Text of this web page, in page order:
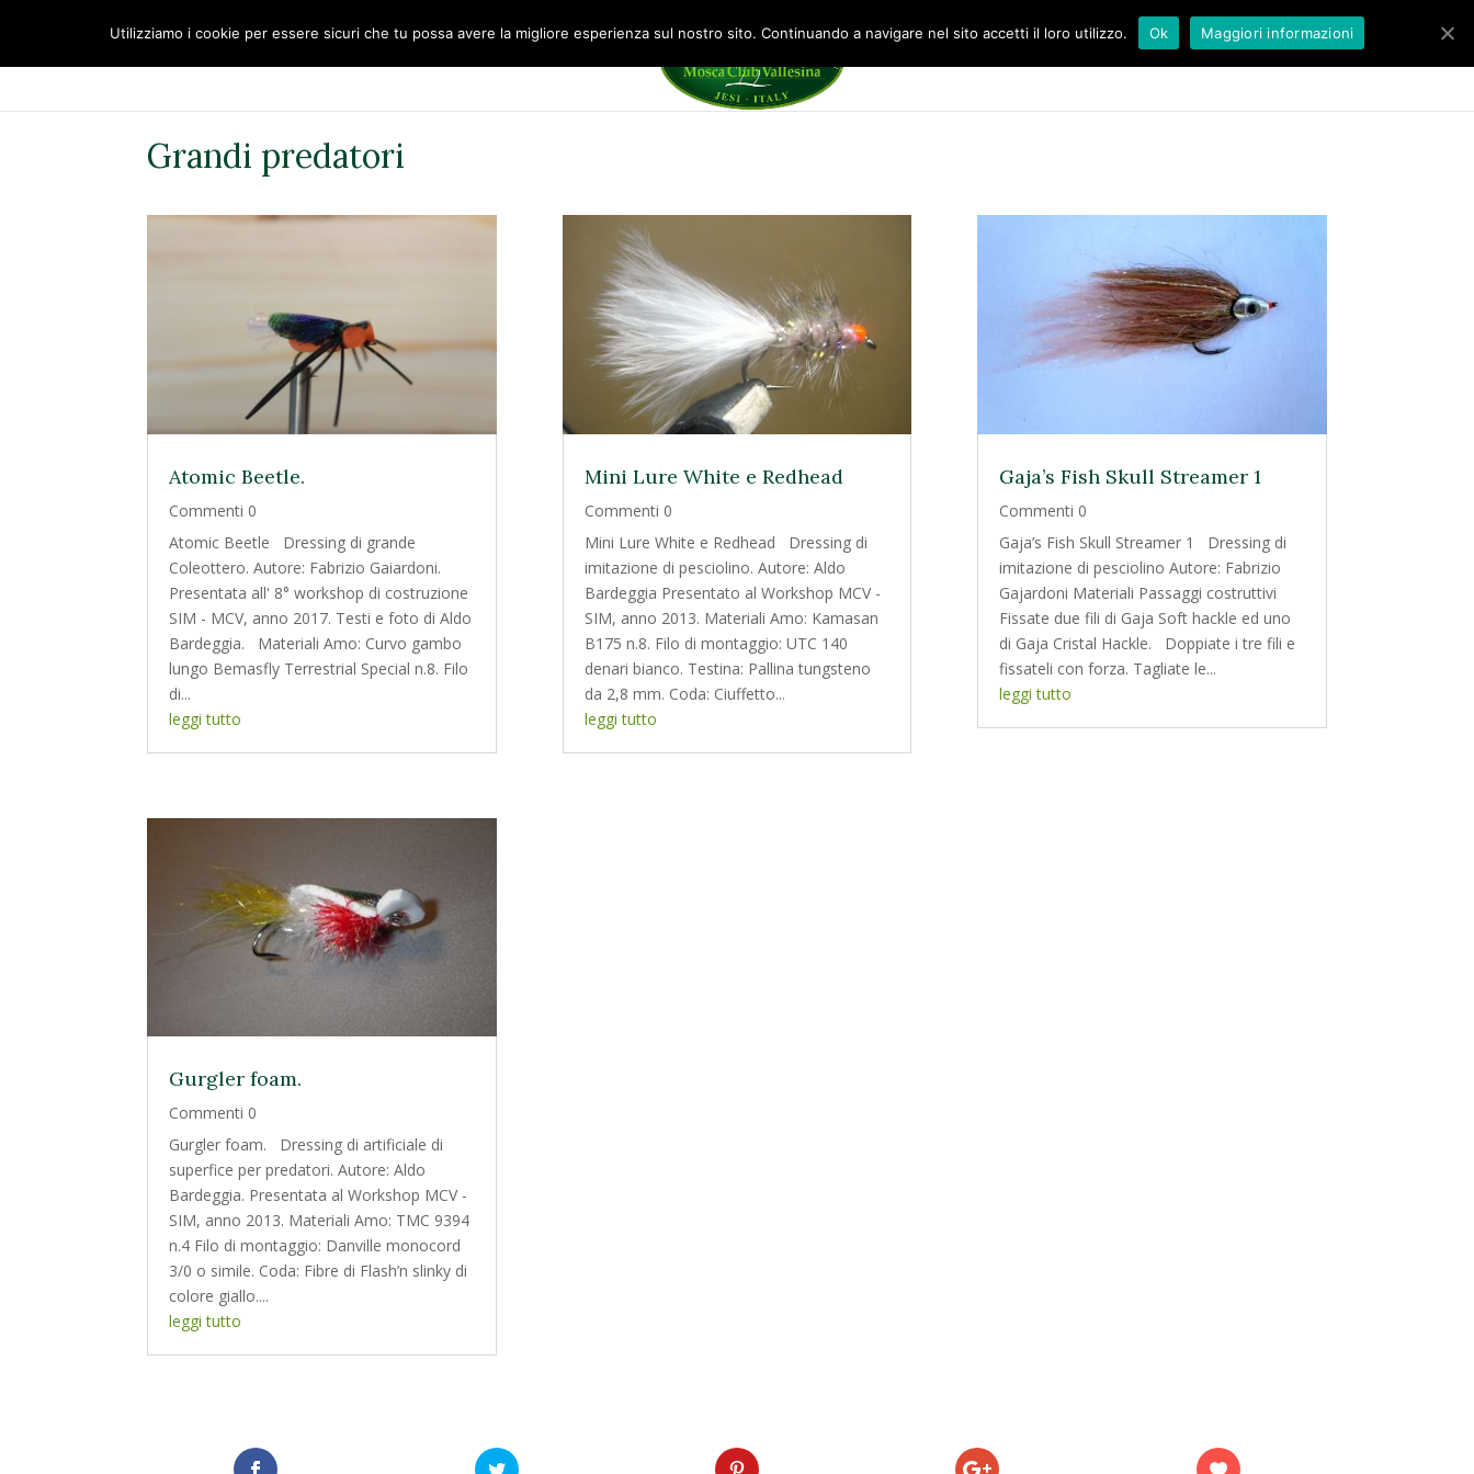
CONTATTI
Grandi predatori
Atomic Beetle.
Commenti 0
Atomic Beetle Dressing di grande
Coleottero. Autore: Fabrizio Gaiardoni.
Presentata all' 8° workshop di costruzione
SIM - MCV, anno 2017. Testi e foto di Aldo
Bardeggia. Materiali Amo: Curvo gambo
lungo Bemasfly Terrestrial Special n.8. Filo
di...
leggi tutto
Gurgler foam.
Commenti 0
Gurgler foam. Dressing di artificiale di
superfice per predatori. Autore: Aldo
Bardeggia. Presentata al Workshop MCV -
SIM, anno 2013. Materiali Amo: TMC 9394
n.4 Filo di montaggio: Danville monocord
3/0 o simile. Coda: Fibre di Flash’n slinky di
colore giallo....
leggi tutto
Mini Lure White e Redhead
Commenti 0
Mini Lure White e Redhead Dressing di
imitazione di pesciolino. Autore: Aldo
Bardeggia Presentato al Workshop MCV -
SIM, anno 2013. Materiali Amo: Kamasan
B175 n.8. Filo di montaggio: UTC 140
denari bianco. Testina: Pallina tungsteno
da 2,8 mm. Coda: Ciuffetto...
leggi tutto
Gaja’s Fish Skull Streamer 1
Commenti 0
Gaja’s Fish Skull Streamer 1 Dressing di
imitazione di pesciolino Autore: Fabrizio
Gajardoni Materiali Passaggi costruttivi
Fissate due fili di Gaja Soft hackle ed uno
di Gaja Cristal Hackle. Doppiate i tre fili e
fissateli con forza. Tagliate le...
leggi tutto
Utilizziamo i cookie per essere sicuri che tu possa avere la migliore esperienza sul nostro sito. Continuando a navigare nel sito accetti il loro utilizzo. Ok Maggiori informazioni